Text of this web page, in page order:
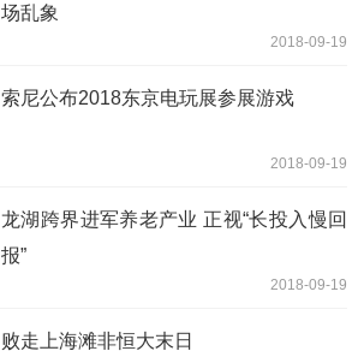
场乱象
2018-09-19
索尼公布2018东京电玩展参展游戏
2018-09-19
龙湖跨界进军养老产业 正视“长投入慢回
报”
2018-09-19
败走上海滩非恒大末日